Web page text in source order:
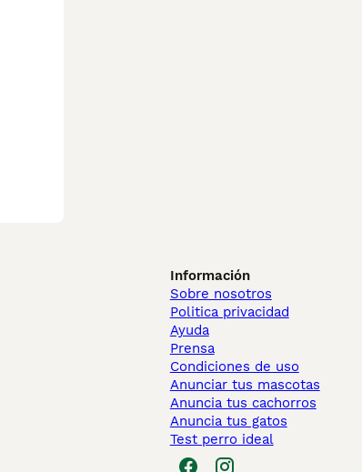
Información
Sobre nosotros
Politica privacidad
Ayuda
Prensa
Condiciones de uso
Anunciar tus mascotas
Anuncia tus cachorros
Anuncia tus gatos
Test perro ideal